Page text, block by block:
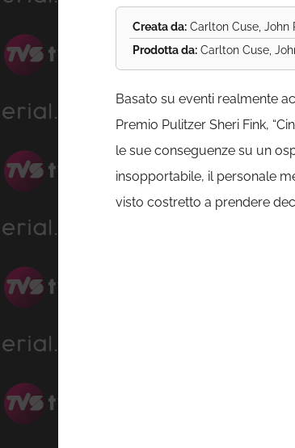
Creata da:Carlton Cuse, John
Prodotta da:Carlton Cuse,
Basato su eventi realmente
Premio Pulitzer Sheri Fink,
le sue conseguenze su un
insopportabile, il personale
visto costretto a prendere